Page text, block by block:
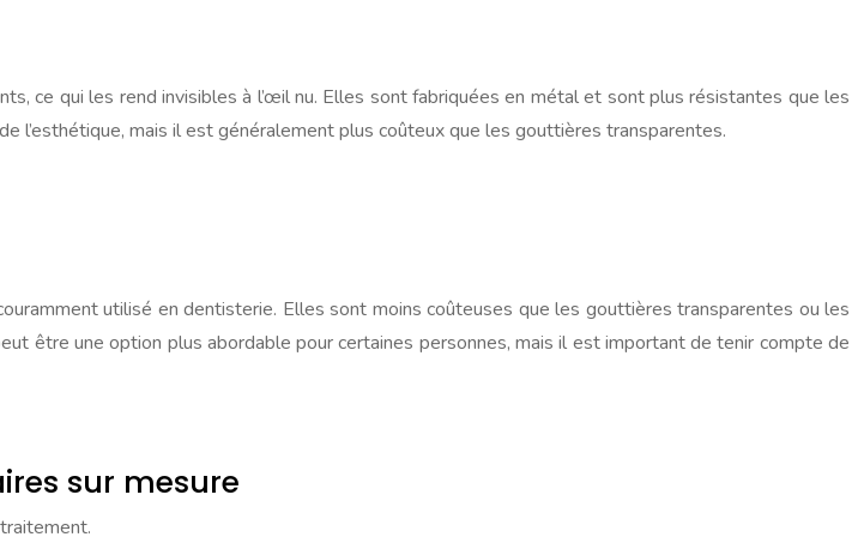
ce qui les rend invisibles à l’œil nu. Elles sont fabriquées en métal et sont plus résistantes que les
mais il est généralement plus coûteux que les gouttières transparentes.
utilisé en dentisterie. Elles sont moins coûteuses que les gouttières transparentes ou les
être une option plus abordable pour certaines personnes, mais il est important de tenir compte de
sur mesure